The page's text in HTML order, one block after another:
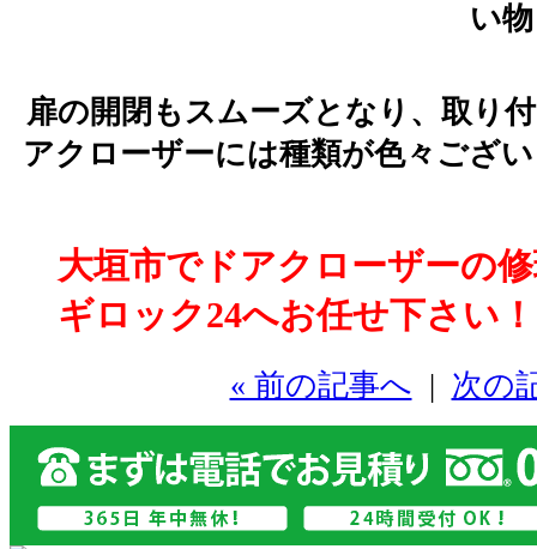
い
扉の開閉もスムーズとなり、取り
アクローザーには種類が色々ござ
大垣市でドアクローザーの
ギロック24へお任せ下さい！
« 前の記事へ | 次の